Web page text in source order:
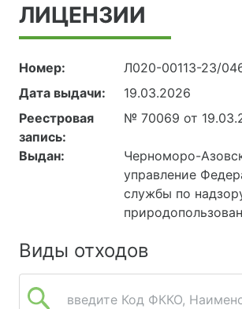
ЛИЦЕНЗИИ
Номер:
Л020-00113-23/
Дата выдачи:
19.03.2026
Реестровая
запись:
№ 70069 от
Выдан:
Черноморо-
управление
службы по
Виды отходов
введите Код ФККО,